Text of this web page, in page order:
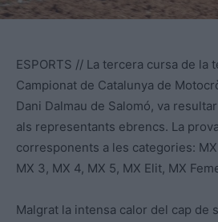
ESPORTS // La tercera cursa de la
Campionat de Catalunya de
Dani Dalmau de Salomó, va
als representants ebrencs. La
corresponents a les categories: MX
MX 3, MX 4, MX 5, MX Elit, MX
Malgrat la intensa calor del cap de